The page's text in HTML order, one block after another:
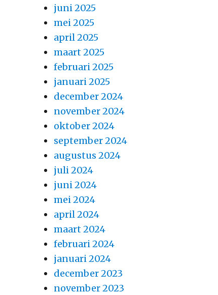
juni 2025
mei 2025
april 2025
maart 2025
februari 2025
januari 2025
december 2024
november 2024
oktober 2024
september 2024
augustus 2024
juli 2024
juni 2024
mei 2024
april 2024
maart 2024
februari 2024
januari 2024
december 2023
november 2023